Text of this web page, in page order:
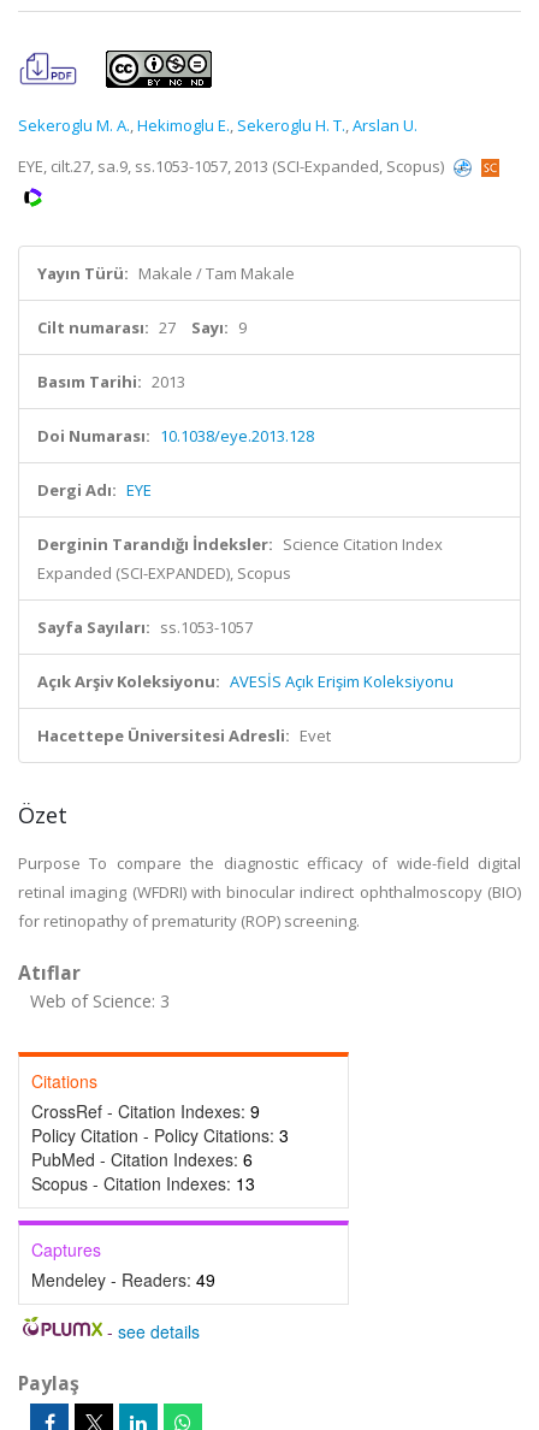
Sekeroglu M. A.,Hekimoglu E., Sekeroglu H. T.,Arslan U.
EYE, cilt.27, sa.9, ss.1053-1057, 2013 (SCI-Expanded, Scopus)
Yayın Türü: Makale / Tam Makale
Cilt numarası: 27 Sayı: 9
Basım Tarihi: 2013
Doi Numarası: 10.1038/eye.2013.128
Dergi Adı: EYE
Derginin Tarandığı İndeksler: Science Citation Index
Expanded (SCI-EXPANDED), Scopus
Sayfa Sayıları: ss.1053-1057
Açık Arşiv Koleksiyonu: AVESİS Açık Erişim Koleksiyonu
Hacettepe Üniversitesi Adresli: Evet
Özet
Purpose To compare the diagnostic efficacy of wide-field digital
retinal imaging (WFDRI) with binocular indirect ophthalmoscopy (BIO)
for retinopathy of prematurity (ROP) screening.
Atıflar
Web of Science: 3
Citations
CrossRef - Citation Indexes: 9
Policy Citation - Policy Citations: 3
PubMed - Citation Indexes: 6
Scopus - Citation Indexes: 13
Captures
Mendeley - Readers: 49
- see details
Paylaş